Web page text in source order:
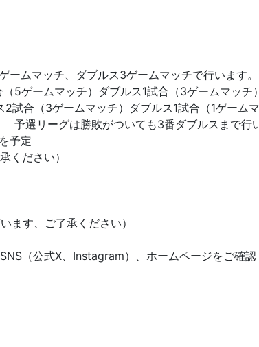
ムマッチ、ダブルス3ゲームマッチで行います。
5ゲームマッチ）ダブルス1試合（3ゲームマッチ）
合（3ゲームマッチ）ダブルス1試合（1ゲームマ
選リーグは勝敗がついても3番ダブルスまで行
予定
ください）
す、ご了承ください）
（公式X、Instagram）、ホームページをご確認